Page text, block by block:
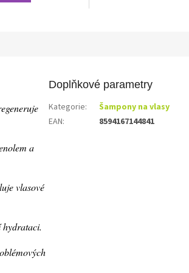
a
vlasové
Doplňkové parametry
Kategorie:
Šampony na vlasy
EAN: 8594167144841